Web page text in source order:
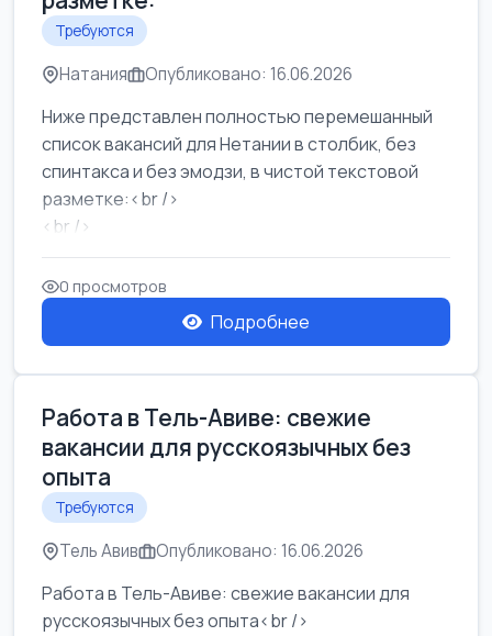
Требуются
Натания Опубликовано: 16.06.2026
Ниже представлен полностью перемешанный
список вакансий для Нетании в столбик, без
спинтакса и без эмодзи, в чистой текстовой
разметке:<br />
<br />
Работа в Нетании на мебельном производстве:
требу...
0 просмотров
Подробнее
Работа в Тель-Авиве: свежие
вакансии для русскоязычных без
опыта
Требуются
Тель Авив Опубликовано: 16.06.2026
Работа в Тель-Авиве: свежие вакансии для
русскоязычных без опыта<br />